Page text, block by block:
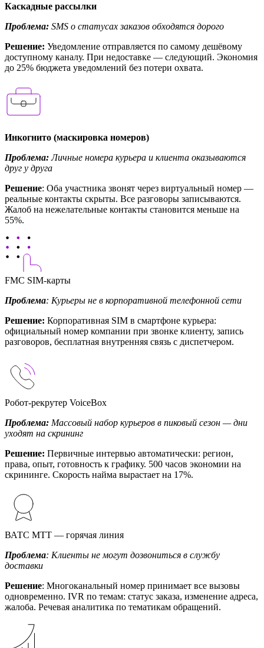
Каскадные рассылки
Проблема: SMS о статусах заказов обходятся дорого
Решение: Уведомление отправляется по самому дешёвому
доступному каналу. При недоставке — следующий. Экономия
до 25% бюджета уведомлений без потери охвата.
Инкогнито (маскировка номеров)
Проблема:Личные номера курьера и клиента оказываются
друг у друга
Решение: Оба участника звонят через виртуальный номер —
реальные контакты скрыты. Все разговоры записываются.
Жалоб на нежелательные контакты становится меньше на
55%.
FMC SIM-карты
Проблема: Курьеры не в корпоративной телефонной сети
Решение: Корпоративная SIM в смартфоне курьера:
официальный номер компании при звонке клиенту, запись
разговоров, бесплатная внутренняя связь с диспетчером.
Робот-рекрутер VoiceBox
Проблема: Массовый набор курьеров в пиковый сезон — дни
уходят на скрининг
Решение: Первичные интервью автоматически: регион,
права, опыт, готовность к графику. 500 часов экономии на
скрининге. Скорость найма вырастает на 17%.
ВАТС МТТ — горячая линия
Проблема: Клиенты не могут дозвониться в службу
доставки
Решение: Многоканальный номер принимает все вызовы
одновременно. IVR по темам: статус заказа, изменение адреса,
жалоба. Речевая аналитика по тематикам обращений.